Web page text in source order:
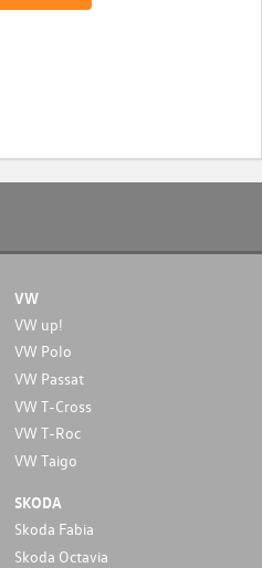
VW
VW up!
VW Polo
VW Passat
VW T-Cross
VW T-Roc
VW Taigo
SKODA
Skoda Fabia
Skoda Octavia